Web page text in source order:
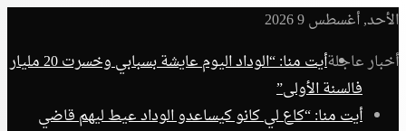
الأحد, أغسطس 9 2026
أخبار عاجلة
أيت منا: “الوداد اليوم عايشة بسبابي وخسرت 20 مليار
فالسنة الأولى”
أيت منا: “كاع لي كانو كيساعدو الوداد عيط ليهم قاضي